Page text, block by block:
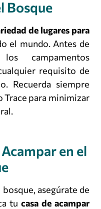
Bosque
de lugares para
el mundo. Antes de
campamentos
requisito de
Recuerda siempre
Trace para minimizar
en el
bosque, asegúrate de
tu casa de acampar